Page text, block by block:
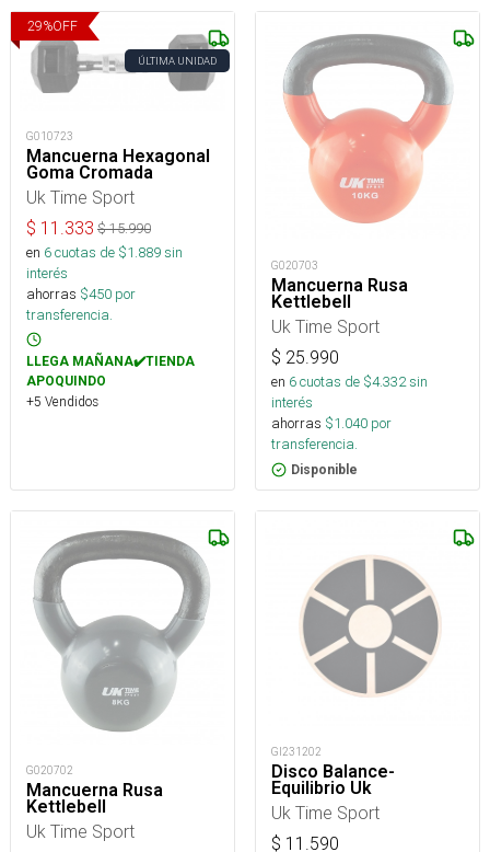
29%OFF
ÚLTIMA UNIDAD
G010723
Mancuerna Hexagonal
Goma Cromada
Uk Time Sport
$ 11.333 $15.990
en 6cuotas de $1.889sin
interés
ahorras $450 por
transferencia.
LLEGA MAÑANA✔️TIENDA
APOQUINDO
+5 Vendidos
G020703
Mancuerna Rusa
Kettlebell
Uk Time Sport
$ 25.990
en 6cuotas de $4.332sin
interés
ahorras $1.040 por
transferencia.
Disponible
G020702
Mancuerna Rusa
Kettlebell
Uk Time Sport
GI231202
Disco Balance-
Equilibrio Uk
Uk Time Sport
$ 11.590